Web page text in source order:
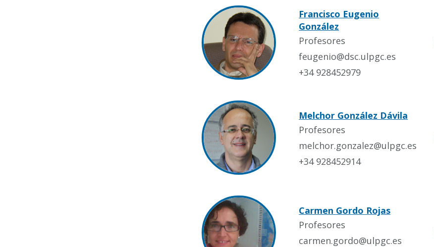
Francisco Eugenio
González
Profesores
feugenio@dsc.ulpgc.es
+34 928452979
Melchor González Dávila
Profesores
melchor.gonzalez@ulpgc.es
+34 928452914
Carmen Gordo Rojas
Profesores
carmen.gordo@ulpgc.es